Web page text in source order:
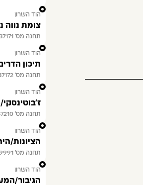
3
הוד השרון
צומת נווה
תחנה מס׳ 37171
4
הוד השרון
תיכון
תחנה מס׳ 37172
5
הוד השרון
תחנה מס׳ 37210
6
הוד השרון
הציונות/
תחנה מס׳ 39991
7
הוד השרון
הגיבור/